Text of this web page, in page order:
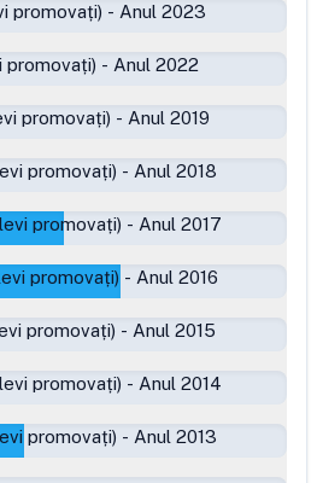
promovați) - Anul 2023
promovați) - Anul 2022
promovați) - Anul 2019
promovați) - Anul 2018
promovați) - Anul 2017
promovați) - Anul 2016
promovați) - Anul 2015
promovați) - Anul 2014
promovați) - Anul 2013